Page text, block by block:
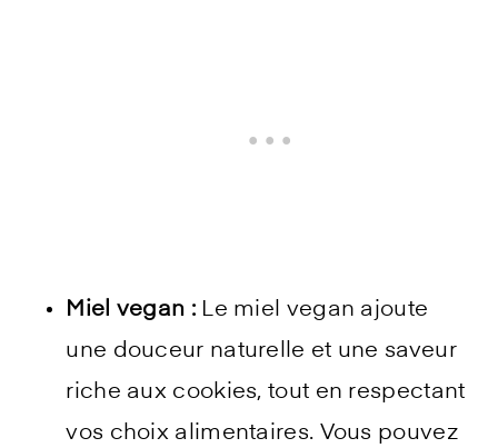
Miel vegan : Le miel vegan ajoute
une douceur naturelle et une saveur
riche aux cookies, tout en respectant
vos choix alimentaires. Vous pouvez